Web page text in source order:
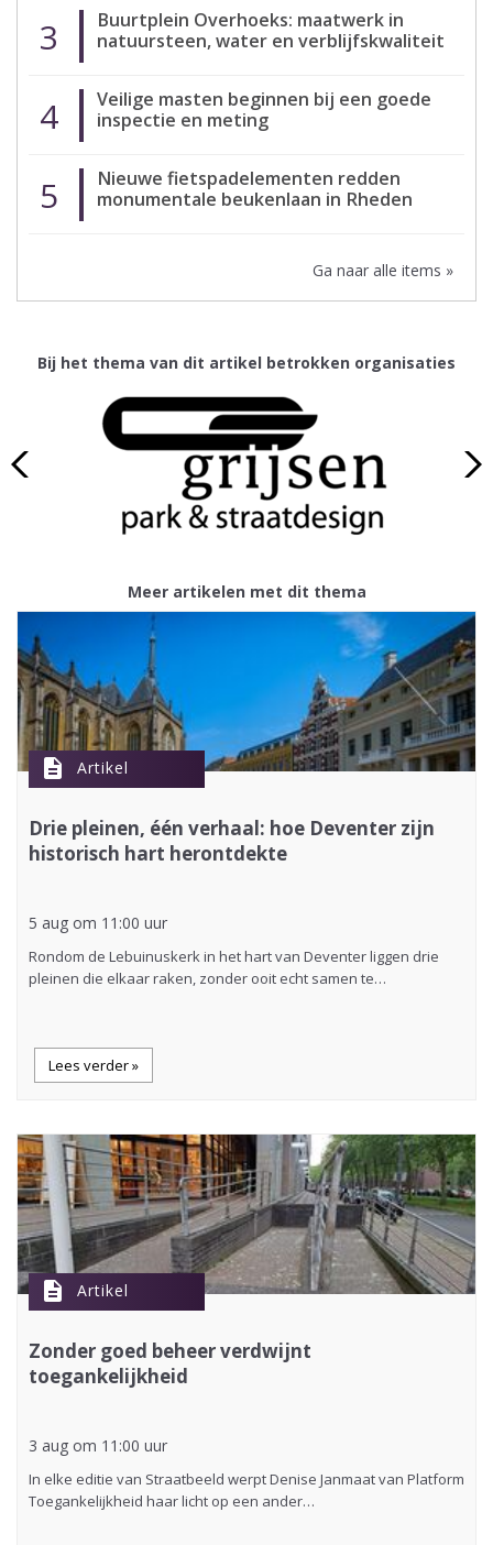
3
Buurtplein Overhoeks: maatwerk in
natuursteen, water en verblijfskwaliteit
4
Veilige masten beginnen bij een goede
inspectie en meting
5
Nieuwe fietspadelementen redden
monumentale beukenlaan in Rheden
Ga naar alle items »
Bij het thema van dit artikel betrokken organisaties
Meer artikelen met dit thema
description Artikel
Drie pleinen, één verhaal: hoe Deventer zijn
historisch hart herontdekte
5 aug om 11:00 uur
Rondom de Lebuinuskerk in het hart van Deventer liggen drie
pleinen die elkaar raken, zonder ooit echt samen te…
Lees verder »
description Artikel
Zonder goed beheer verdwijnt
toegankelijkheid
3 aug om 11:00 uur
In elke editie van Straatbeeld werpt Denise Janmaat van Platform
Toegankelijkheid haar licht op een ander…